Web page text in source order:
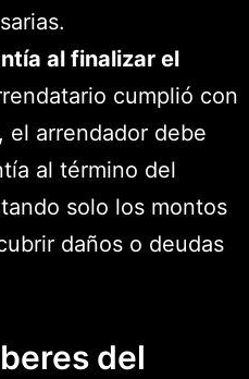
al finalizar el
cumplió con
el arrendador debe
al término del
solo los montos
daños o deudas
del